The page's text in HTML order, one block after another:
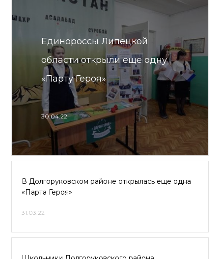
Единороссы Липецкой
области открыли еще одну
«Парту Героя»
30.04.22
В Долгоруковском районе открылась еще одна
«Парта Героя»
31.03.22